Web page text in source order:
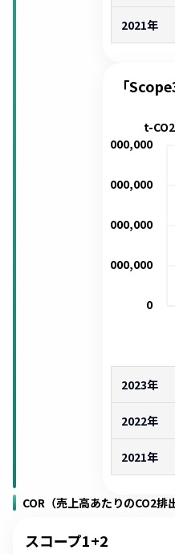
2021年
「
0
60,000,000
120,000,000
180,000,000
240,000,000
t-CO2
2023年
2022年
2021年
COR（売上高あたりのCO2排
スコープ1+2